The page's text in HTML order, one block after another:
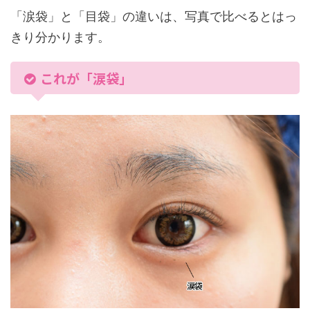
「涙袋」と「目袋」の違いは、写真で比べるとはっ
きり分かります。
これが「涙袋」